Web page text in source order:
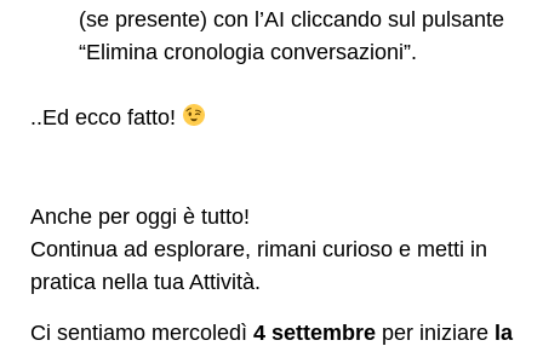
(se presente) con l’AI cliccando sul pulsante
“Elimina cronologia conversazioni”.
..Ed ecco fatto!
Anche per oggi è tutto!
Continua ad esplorare, rimani curioso e metti in
pratica nella tua Attività.
Ci sentiamo mercoledì 4 settembre per iniziare la